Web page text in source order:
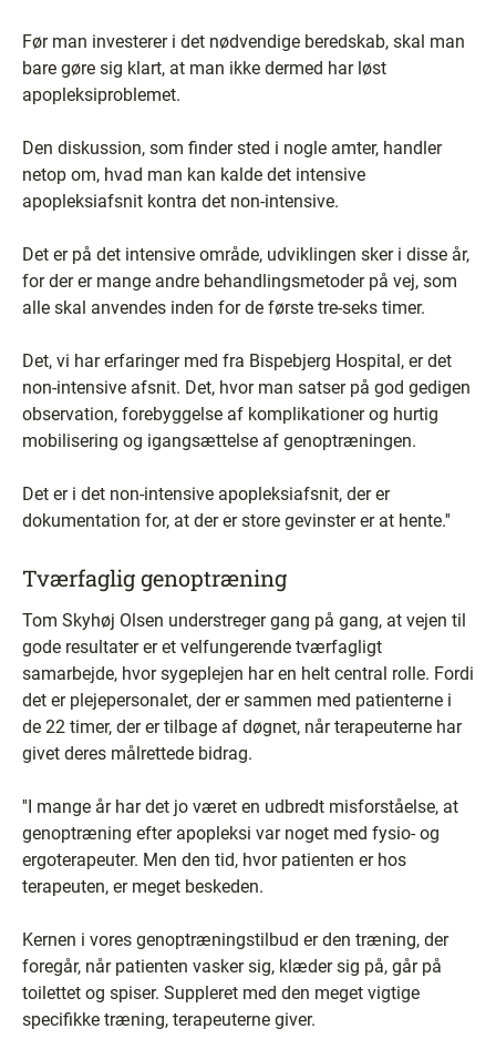
Før man investerer i det nødvendige beredskab, skal man
bare gøre sig klart, at man ikke dermed har løst
apopleksiproblemet.
Den diskussion, som finder sted i nogle amter, handler
netop om, hvad man kan kalde det intensive
apopleksiafsnit kontra det non-intensive.
Det er på det intensive område, udviklingen sker i disse år,
for der er mange andre behandlingsmetoder på vej, som
alle skal anvendes inden for de første tre-seks timer.
Det, vi har erfaringer med fra Bispebjerg Hospital, er det
non-intensive afsnit. Det, hvor man satser på god gedigen
observation, forebyggelse af komplikationer og hurtig
mobilisering og igangsættelse af genoptræningen.
Det er i det non-intensive apopleksiafsnit, der er
dokumentation for, at der er store gevinster er at hente.''
Tværfaglig genoptræning
Tom Skyhøj Olsen understreger gang på gang, at vejen til
gode resultater er et velfungerende tværfagligt
samarbejde, hvor sygeplejen har en helt central rolle. Fordi
det er plejepersonalet, der er sammen med patienterne i
de 22 timer, der er tilbage af døgnet, når terapeuterne har
givet deres målrettede bidrag.
''I mange år har det jo været en udbredt misforståelse, at
genoptræning efter apopleksi var noget med fysio- og
ergoterapeuter. Men den tid, hvor patienten er hos
terapeuten, er meget beskeden.
Kernen i vores genoptræningstilbud er den træning, der
foregår, når patienten vasker sig, klæder sig på, går på
toilettet og spiser. Suppleret med den meget vigtige
specifikke træning, terapeuterne giver.